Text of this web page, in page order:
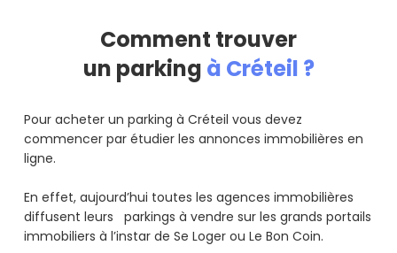
Comment trouver
un parking à Créteil ?
Pour acheter un parking à Créteil vous devez
commencer par étudier les annonces immobilières en
ligne.
En effet, aujourd’hui toutes les agences immobilières
diffusent leurs parkings à vendre sur les grands portails
immobiliers à l’instar de Se Loger ou Le Bon Coin.